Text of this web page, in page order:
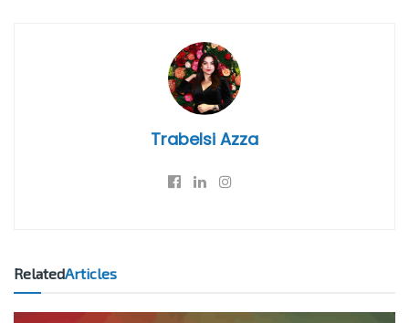
Trabelsi Azza
RelatedArticles